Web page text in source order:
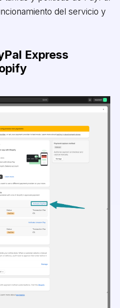
del servicio y
Express